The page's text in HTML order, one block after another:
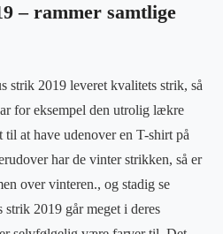
– rammer samtlige
strik 2019 leveret kvalitets strik, så
for eksempel den utrolig lækre
at have udenover en T-shirt på
har de vinter strikken, så er
over vinteren., og stadig se
2019 går meget i deres